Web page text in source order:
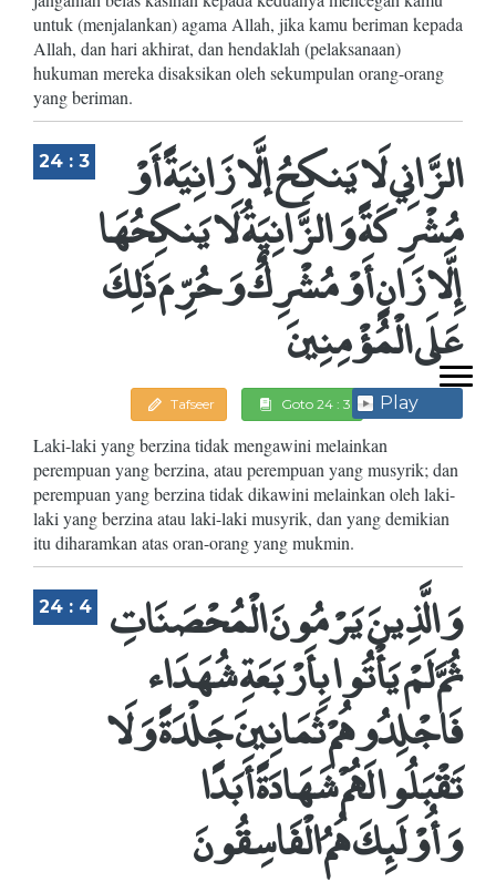
untuk (menjalankan) agama Allah, jika kamu beriman kepada
Allah, dan hari akhirat, dan hendaklah (pelaksanaan)
hukuman mereka disaksikan oleh sekumpulan orang-orang
yang beriman.
24 : 3 الزَّانِي لَا يَنكِحُ إلَّا زَانِيَةً أَوْ
مُشْرِكَةً وَالزَّانِيَةُ لَا يَنكِحُهَا
إِلَّا زَانٍ أَوْ مُشْرِكٌ وَحُرِّمَ ذَلِكَ
عَلَى الْمُؤْمِنِينَ
Tafseer Goto 24 : 3 Play
Laki-laki yang berzina tidak mengawini melainkan
perempuan yang berzina, atau perempuan yang musyrik; dan
perempuan yang berzina tidak dikawini melainkan oleh laki-
laki yang berzina atau laki-laki musyrik, dan yang demikian
itu diharamkan atas oran-orang yang mukmin.
24 : 4 وَالَّذِينَ يَرْمُونَ الْمُحْصَنَاتِ
ثُمَّ لَمْ يَأْتُوا بِأَرْبَعَةِ شُهَدَاء
فَاجْلِدُوهُمْ ثَمَانِينَ جَلْدَةً وَلَا
تَقْبَلُوا لَهُمْ شَهَادَةً أَبَدًا
وَأُوْلَئِكَ هُمُ الْفَاسِقُونَ